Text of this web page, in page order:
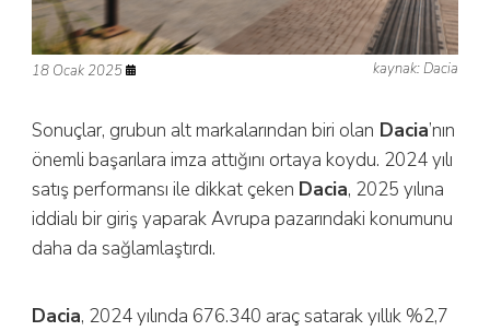
18 Ocak 2025 kaynak: Dacia
Sonuçlar, grubun alt markalarından biri olan Dacia’nın
önemli başarılara imza attığını ortaya koydu. 2024 yılı
satış performansı ile dikkat çeken Dacia, 2025 yılına
iddialı bir giriş yaparak Avrupa pazarındaki konumunu
daha da sağlamlaştırdı.
Dacia, 2024 yılında 676.340 araç satarak yıllık %2,7